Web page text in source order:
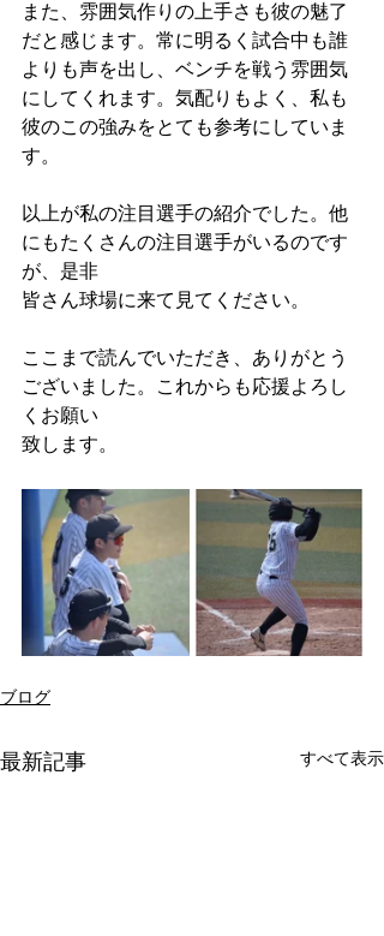
また、雰囲気作りの上手さも彼の魅了
だと感じます。常に明るく試合中も誰
よりも声を出し、ベンチを戦う雰囲気
にしてくれます。気配りもよく、私も
彼のこの強みをとても参考にしていま
す。
以上が私の注目選手の紹介でした。他
にもたくさんの注目選手がいるのです
が、是非
皆さん球場に来て見てください。
ここまで読んでいただき、ありがとう
ございました。これからも応援よろし
くお願い
致します。
ブログ
最新記事 すべて表示